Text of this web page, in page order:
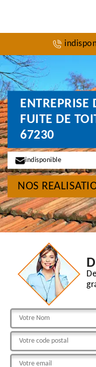
ENTREPRISE
FUITE DE
67230
indisponible
NOS